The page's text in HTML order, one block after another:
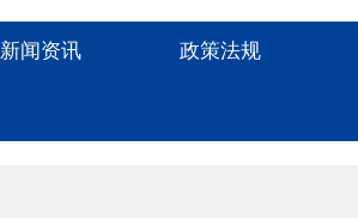
新闻资讯 政策法规